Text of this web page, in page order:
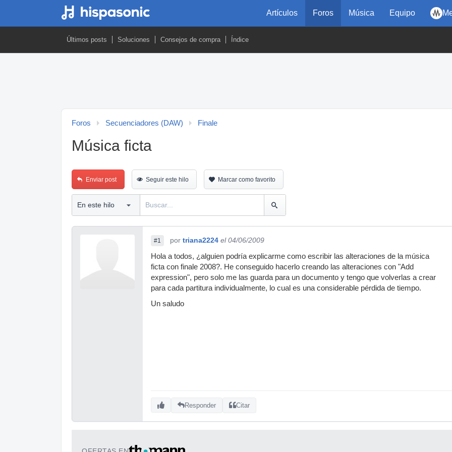
Artículos Foros Música Equipo
Últimos posts Soluciones Consejos de compra Índice
Foros Secuenciadores (DAW) Finale
Música ficta
Enviar post Seguir este hilo Marcar como favorito
#1 por triana2224 el 04/06/2009
Hola a todos, ¿alguien podría explicarme como escribir las alteraciones de la música
ficta con finale 2008?. He conseguido hacerlo creando las alteraciones con "Add
expression", pero solo me las guarda para un documento y tengo que volverlas a crear
para cada partitura individualmente, lo cual es una considerable pérdida de tiempo.
Un saludo
Responder Citar